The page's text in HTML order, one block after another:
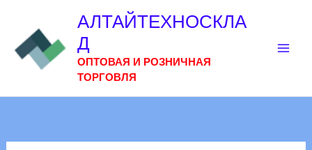
содержимому
АЛТАЙТЕХНОСКЛА
Д
ОПТОВАЯ И РОЗНИЧНАЯ
ТОРГОВЛЯ